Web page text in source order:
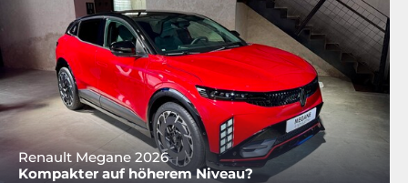
Renault Megane 2026
Kompakter auf höherem Niveau?